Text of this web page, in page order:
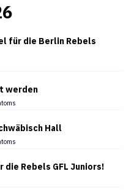
für die Berlin Rebels
werden
Hall
die Rebels GFL Juniors!